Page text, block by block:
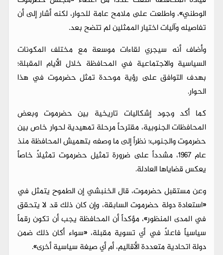
الوطني»، واطلعت على ملامح عامة للحوار، لكنه أشار إلى أن
تفاصيله وآليات اختيار الممثلين لم تتضح بعد.
وأضاف أنه سيجري لقاءات موسعة مع مختلف المكونات
السياسية والاجتماعية في المحافظة خلال الأيام المقبلة؛
بهدف التوافق على رؤية موحدة تمثل حضرموت في هذا
الحوار.
كما أكد وجود إشكاليات تاريخية بين حضرموت وبعض
المحافظات الجنوبية، مقترحاً مرحلة تمهيدية لحوار خاص بين
حضرموت والجنوب؛ نظراً إلى ما وصفه بتهميش المحافظة منذ
عام 1967، مشدداً على ضرورة تمثيل حضرموت تمثيلاً خاصاً
يعكس قضاياها العادلة.
وعن مستقبل حضرموت، قال الخنبشي إن الطموح يتمثل في
«استعادة دولة حضرموت السابقة، وإن كان ذلك قد لا يتحقق
في المدى المنظور»، مؤكداً أن المحافظة يجب أن تكون رقماً
سياسياً فاعلاً في أي تسوية مقبلة، «سواء أكان ذلك ضمن
دولة اتحادية متعددة الأقاليم، أم أي صيغة سياسية أخرى».